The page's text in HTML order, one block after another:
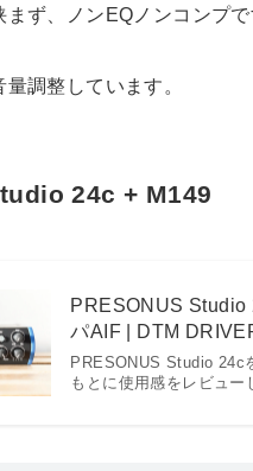
ず、ノンEQノンコンプで
調整しています。
24c + M149
PRESONUS Studio
パAIF | DTM
PRESONUS Studio 24c
もとに使用感をレビュー